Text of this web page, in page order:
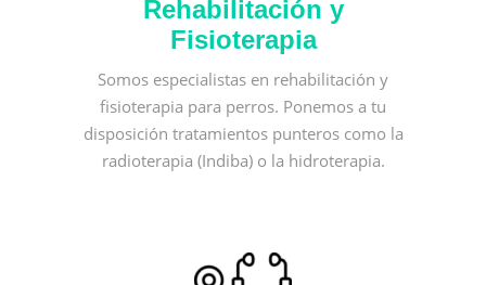
Rehabilitación y
Fisioterapia
Somos especialistas en rehabilitación y
fisioterapia para perros. Ponemos a tu
disposición tratamientos punteros como la
radioterapia (Indiba) o la hidroterapia.